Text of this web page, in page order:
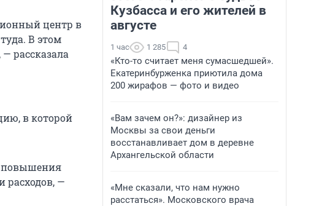
центр в
В этом
рассказала
в которой
повышения
расходов, —
Кузбасса и его жителей в
августе
1 час 1 285 4
«Кто-то считает меня сумасшедшей».
Екатеринбурженка приютила дома
200 жирафов — фото и видео
«Вам зачем он?»: дизайнер из
Москвы за свои деньги
восстанавливает дом в деревне
Архангельской области
«Мне сказали, что нам нужно
расстаться». Московского врача